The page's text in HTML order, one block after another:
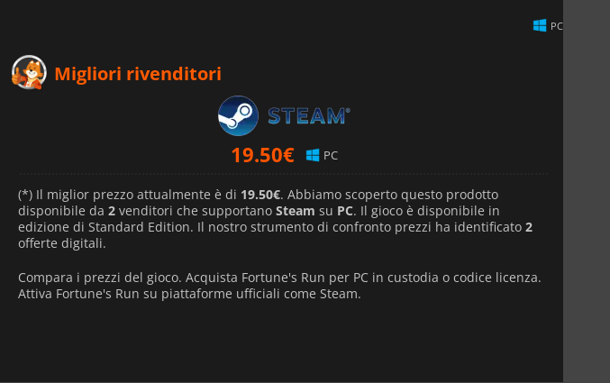
PC
Migliori rivenditori
19.50€ PC
(*) Il miglior prezzo attualmente è di 19.50€. Abbiamo scoperto questo prodotto
disponibile da 2 venditori che supportano Steam su PC. Il gioco è disponibile in
edizione di Standard Edition. Il nostro strumento di confronto prezzi ha identificato 2
offerte digitali.
Compara i prezzi del gioco. Acquista Fortune's Run per PC in custodia o codice licenza.
Attiva Fortune's Run su piattaforme ufficiali come Steam.